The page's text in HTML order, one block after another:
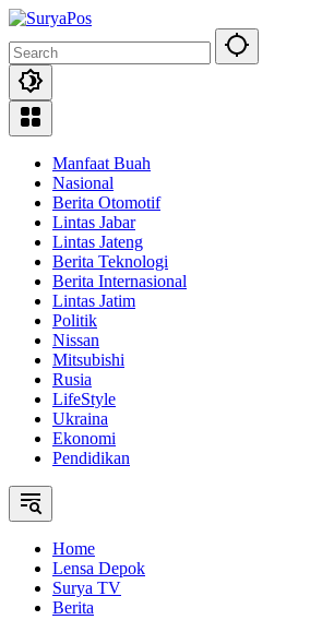
Skip
content
Manfaat Buah
Nasional
Berita Otomotif
Lintas Jabar
Lintas Jateng
Berita Teknologi
Berita Internasional
Lintas Jatim
Politik
Nissan
Mitsubishi
Rusia
LifeStyle
Ukraina
Ekonomi
Pendidikan
Home
Lensa Depok
Surya TV
Berita